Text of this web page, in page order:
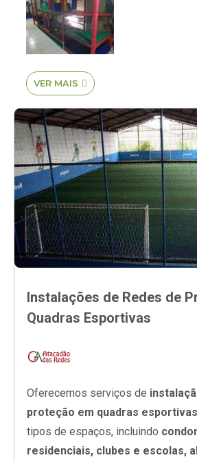

VER MAIS
Instalações de Redes de
Quadras Esportivas
Oferecemos serviços de
proteção em quadras esportivas
tipos de espaços, incluindo
residenciais, clubes e escolas,